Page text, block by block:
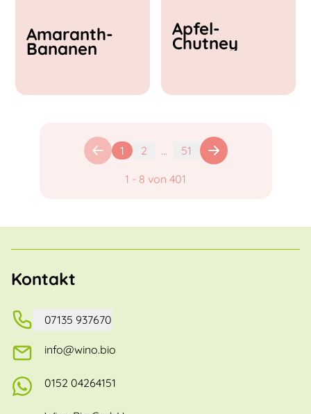
Amaranth-
Bananen
Apfel-
Chutney
1 2 ... 51
1 - 8 von 401
Kontakt
07135 937670
info@wino.bio
0152 04264151